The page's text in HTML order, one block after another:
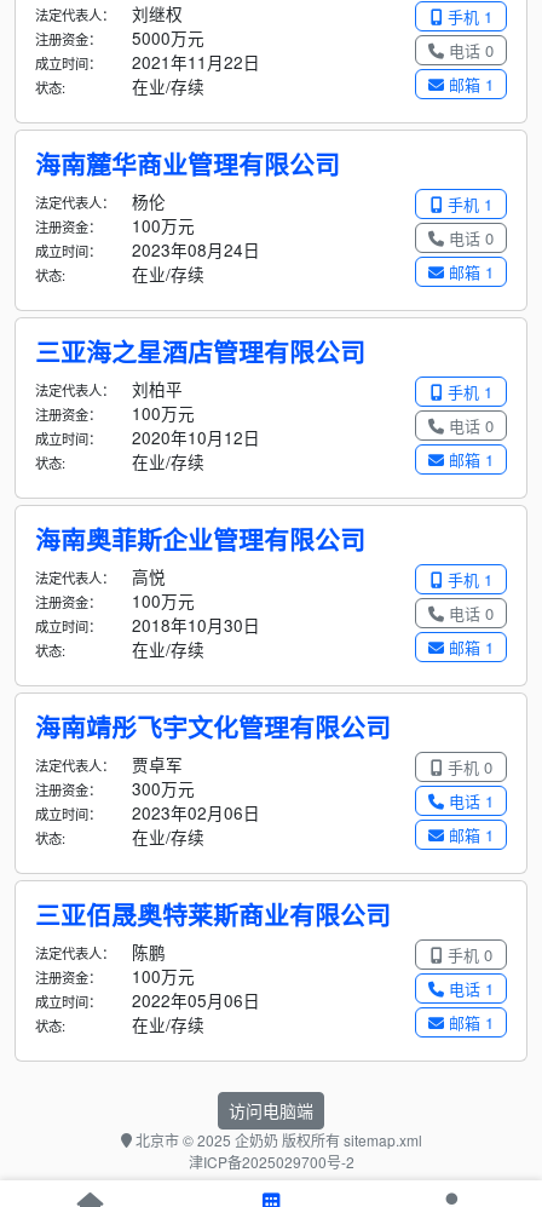
手机 1
电话 0
邮箱 1
法定代表人： 刘继权
注册资金： 5000万元
成立时间： 2021年11月22日
状态: 在业/存续
海南麓华商业管理有限公司
手机 1
电话 0
邮箱 1
法定代表人： 杨伦
注册资金： 100万元
成立时间： 2023年08月24日
状态: 在业/存续
三亚海之星酒店管理有限公司
手机 1
电话 0
邮箱 1
法定代表人： 刘柏平
注册资金： 100万元
成立时间： 2020年10月12日
状态: 在业/存续
海南奥菲斯企业管理有限公司
手机 1
电话 0
邮箱 1
法定代表人： 高悦
注册资金： 100万元
成立时间： 2018年10月30日
状态: 在业/存续
海南靖彤飞宇文化管理有限公司
手机 0
电话 1
邮箱 1
法定代表人： 贾卓军
注册资金： 300万元
成立时间： 2023年02月06日
状态: 在业/存续
三亚佰晟奥特莱斯商业有限公司
手机 0
电话 1
邮箱 1
法定代表人： 陈鹏
注册资金： 100万元
成立时间： 2022年05月06日
状态: 在业/存续
访问电脑端
北京市© 2025 企奶奶 版权所有sitemap.xml
津ICP备2025029700号-2